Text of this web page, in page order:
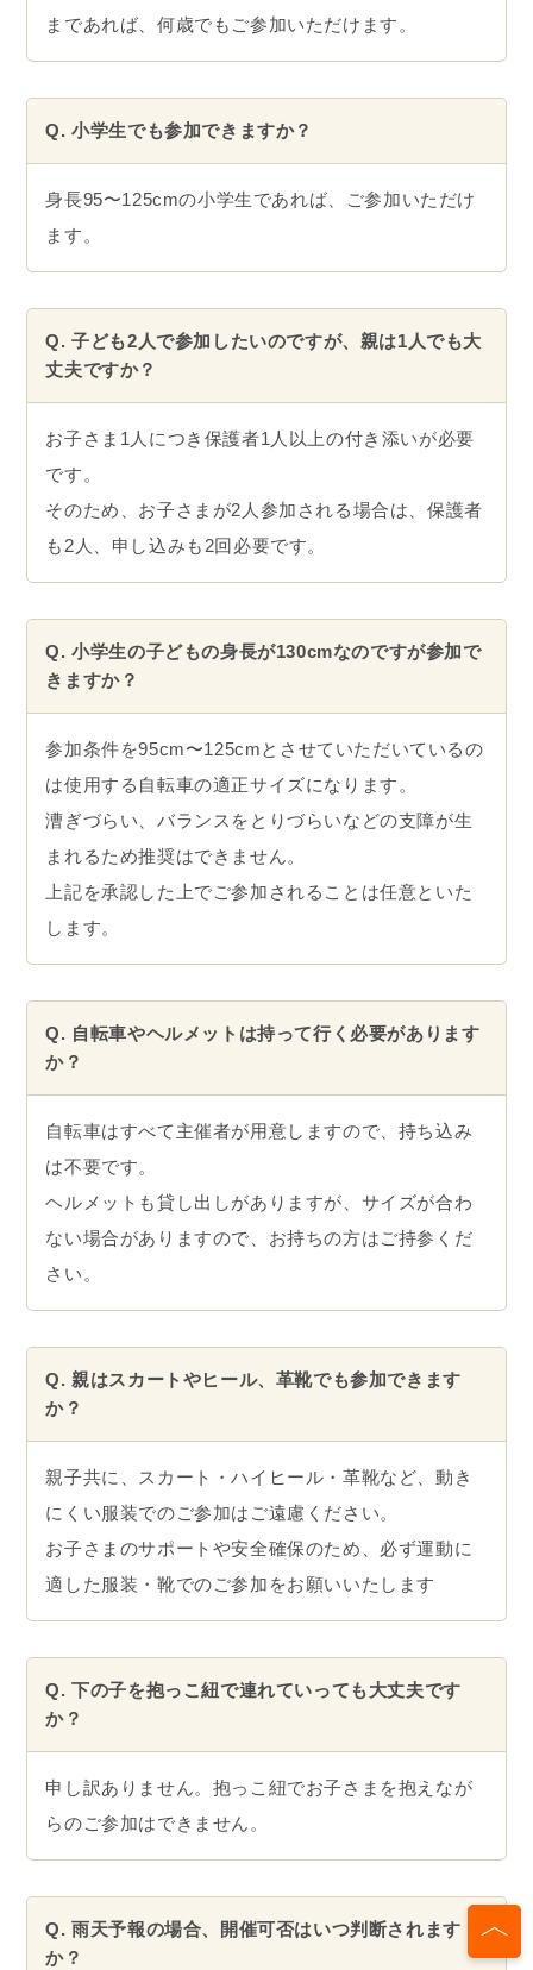
まであれば、何歳でもご参加いただけます。
Q. 小学生でも参加できますか？
身長95〜125cmの小学生であれば、ご参加いただけ
ます。
Q. 子ども2人で参加したいのですが、親は1人でも大
丈夫ですか？
お子さま1人につき保護者1人以上の付き添いが必要
です。
そのため、お子さまが2人参加される場合は、保護者
も2人、申し込みも2回必要です。
Q. 小学生の子どもの身長が130cmなのですが参加で
きますか？
参加条件を95cm〜125cmとさせていただいているの
は使用する自転車の適正サイズになります。
漕ぎづらい、バランスをとりづらいなどの支障が生
まれるため推奨はできません。
上記を承認した上でご参加されることは任意といた
します。
Q. 自転車やヘルメットは持って行く必要があります
か？
自転車はすべて主催者が用意しますので、持ち込み
は不要です。
ヘルメットも貸し出しがありますが、サイズが合わ
ない場合がありますので、お持ちの方はご持参くだ
さい。
Q. 親はスカートやヒール、革靴でも参加できます
か？
親子共に、スカート・ハイヒール・革靴など、動き
にくい服装でのご参加はご遠慮ください。
お子さまのサポートや安全確保のため、必ず運動に
適した服装・靴でのご参加をお願いいたします
Q. 下の子を抱っこ紐で連れていっても大丈夫です
か？
申し訳ありません。抱っこ紐でお子さまを抱えなが
らのご参加はできません。
Q. 雨天予報の場合、開催可否はいつ判断されます
か？